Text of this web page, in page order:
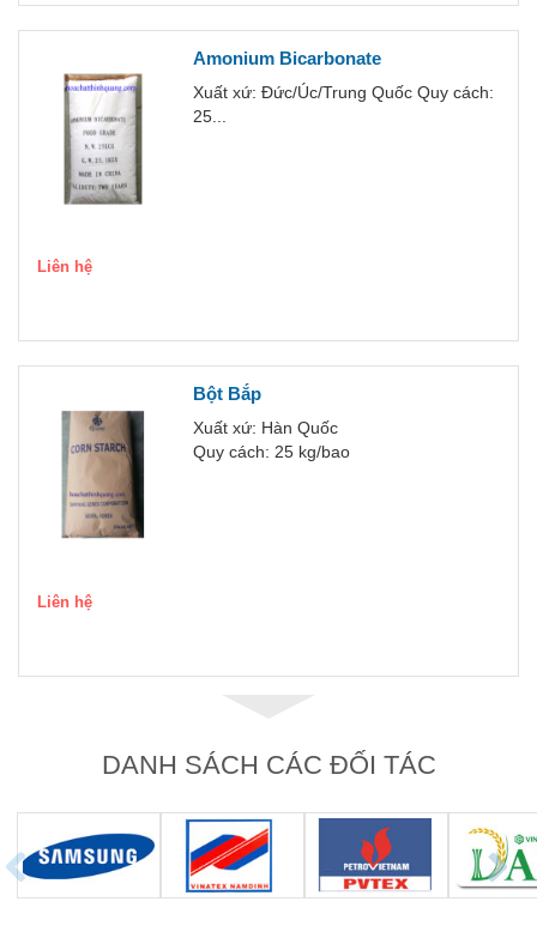
Amonium Bicarbonate
Xuất xứ: Đức/Úc/Trung Quốc Quy cách:
25...
Liên hệ
Bột Bắp
Xuất xứ: Hàn Quốc
Quy cách: 25 kg/bao
Liên hệ
DANH SÁCH CÁC ĐỐI TÁC